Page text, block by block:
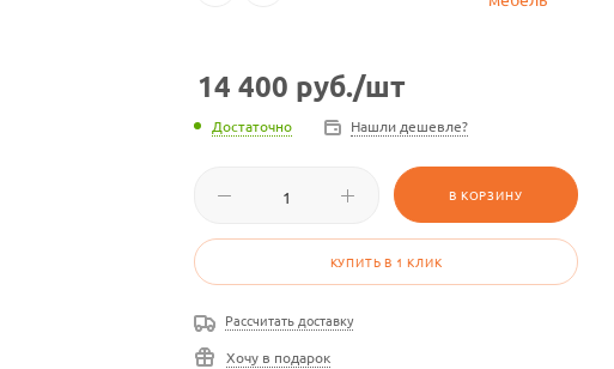
14 400 руб./шт
Достаточно Нашли дешевле?
В КОРЗИНУ
КУПИТЬ В 1 КЛИК
Рассчитать доставку
Хочу в подарок